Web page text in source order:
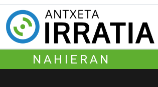
NAHIERAN